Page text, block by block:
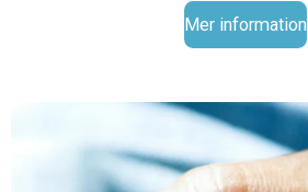
Mer information